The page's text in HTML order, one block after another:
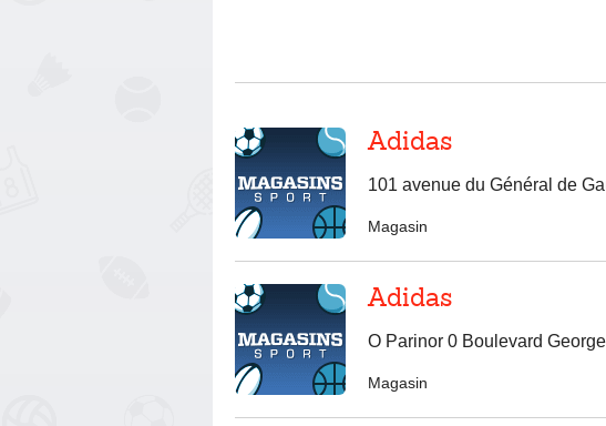
Adidas
101 avenue du Général de
Magasin
Adidas
O Parinor 0 Boulevard
Magasin